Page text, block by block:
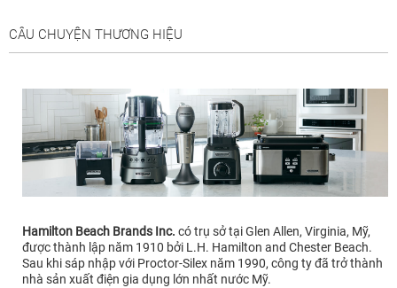
CÂU CHUYỆN THƯƠNG HIỆU
Hamilton Beach Brands Inc. có trụ sở tại Glen Allen, Virginia, Mỹ,
được thành lập năm 1910 bởi L.H. Hamilton and Chester Beach.
Sau khi sáp nhập với Proctor-Silex năm 1990, công ty đã trở thành
nhà sản xuất điện gia dụng lớn nhất nước Mỹ.